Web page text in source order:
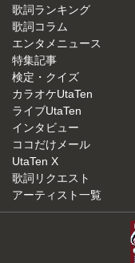
歌詞ランキング
歌詞コラム
エンタメニュース
特集記事
検定・クイズ
カラオケUtaTen
ライブUtaTen
インタビュー
ココだけメール
UtaTen X
歌詞リクエスト
アーティスト一覧